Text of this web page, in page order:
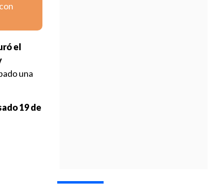
el
una
19 de